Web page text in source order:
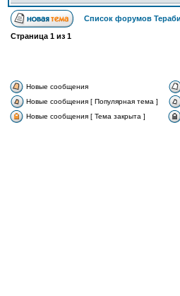
Список форумов
Страница 1 из 1
Новые сообщения
Новые сообщения [ Популярная тема ]
Новые сообщения [ Тема закрыта ]